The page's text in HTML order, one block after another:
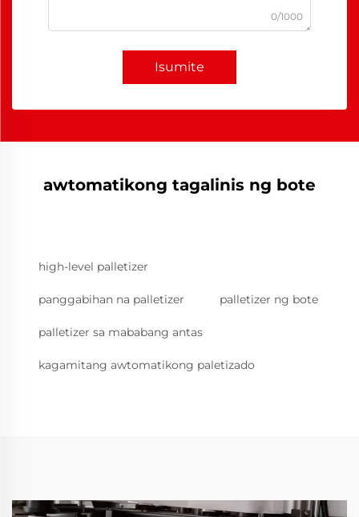
0/1000
Isumite
awtomatikong tagalinis ng bote
high-level palletizer
panggabihan na palletizer palletizer ng bote
palletizer sa mababang antas
kagamitang awtomatikong paletizado